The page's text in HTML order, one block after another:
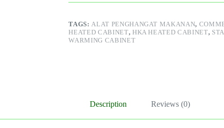
TAGS:ALAT PENGHANGAT MAKANAN,
HEATED CABINET, HKA HEATED CABINET,
WARMING CABINET
Description Reviews (0)